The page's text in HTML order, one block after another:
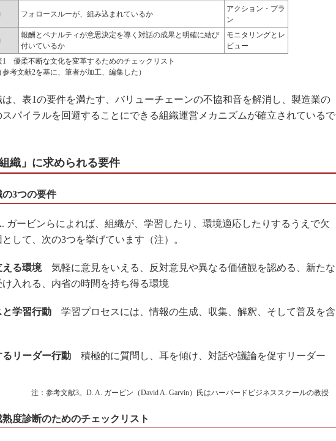
フォロースルーが、組み込まれているか
アクション・プラ
ン
報酬とペナルティが意思決定を導く対話の成果と明確に結び
付いているか
モニタリングとレ
ビュー
1 優柔不断な文化を変革するためのチェックリスト
参考文献2を基に、筆者が加工、編集した）
、表1の要件を満たす、バリューチェーンの不協和音を解消し、製造業の
パイラルを回避することにできる組織運営メカニズムが確立されているで
織」に求められる要件
3つの要件
ガービンらによれば、組織が、学習したり、環境適応したりするうえで欠
して、次の3つを挙げています（注）。
える環境気軽に意見をいえる、反対意見や異なる価値観を認める、新たな
入れる、内省の時間を持ち得る環境
学習行動 学習プロセスには、情報の生成、収集、解釈、そして普及を含
リーダー行動 積極的に質問し、耳を傾け、対話や議論を促すリーダー
注：参考文献3。D. A. ガービン（David A. Garvin）氏はハーバードビジネススクールの教授
度診断のためのチェックリスト